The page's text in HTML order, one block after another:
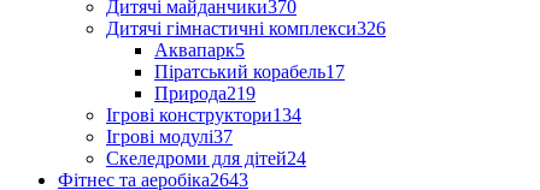
Дитячі майданчики370
Дитячі гімнастичні комплекси326
Аквапарк5
Піратський корабель17
Природа219
Ігрові конструктори134
Ігрові модулі37
Скеледроми для дітей24
Фітнес та аеробіка2643